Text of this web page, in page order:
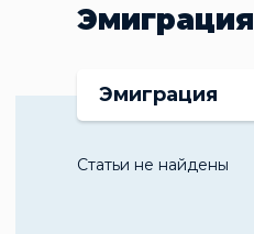
Эмиграция
Эмиграция
Статьи не найдены